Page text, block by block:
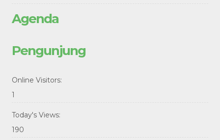
Agenda
Pengunjung
Online Visitors:
1
Today's Views:
190